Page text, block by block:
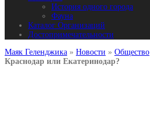
История одного города
Фауна
Каталог Организаций
Достопримечательности
Маяк Геленджика » Новости » Общество
Краснодар или Екатеринодар?